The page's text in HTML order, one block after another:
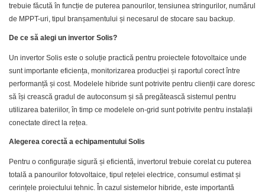
Invertoare Hibrid Sungrow
Invertoare on-grid Sungrow
Statii de reincarcare Sungrow
Victron Energy
MPPT
Accesorii Victron
Acumulatori Victron
Invertor Hibrid - Off Grid
Statii de reincarcare Victron
H2
HV
US
SMA
Sungrow
SBH
SBR battery
SBS
Accesorii stocare
Cabluri aluminiu armat
Cabluri aluminiu coaxial bransament
Cabluri aluminiu nearmat
Cabluri energie joasa tensiune -
cupru
Cabluri cupru armat
Cabluri cupru coaxial bransament
Cabluri cupru flexibil
Cabluri cupru nearmat
Cabluri cupru rezistente la foc
Cabluri flexibile
Cutie ABS modulara
Doze
Jgheaburi
Jgheab metalic perforat
Jgheab tip sarma
Tablou metalic
Tablou organizare santier
Tablou organizare santier
necablat
Platbanda
Intrerupatoare automate
AFDD
Intrerupatoare automate de putere
Intrerupatoare automate diferentiale
Intrerupatoare automate modulare
Separator sarcina
Relee
Separator fuzibil aplicatii fotovoltaice
Sigurante fuzibile
Instalatii sarbatori
Lanterne
Stalpi de iluminat
trebuie făcută în funcție de puterea panourilor, tensiunea stringurilor, numărul
de MPPT-uri, tipul branșamentului și necesarul de stocare sau backup.
De ce să alegi un invertor Solis?
Un invertor Solis este o soluție practică pentru proiectele fotovoltaice unde
sunt importante eficiența, monitorizarea producției și raportul corect între
performanță și cost. Modelele hibride sunt potrivite pentru clienții care doresc
să își crească gradul de autoconsum și să pregătească sistemul pentru
utilizarea bateriilor, în timp ce modelele on-grid sunt potrivite pentru instalații
conectate direct la rețea.
Alegerea corectă a echipamentului Solis
Pentru o configurație sigură și eficientă, invertorul trebuie corelat cu puterea
totală a panourilor fotovoltaice, tipul rețelei electrice, consumul estimat și
cerințele proiectului tehnic. În cazul sistemelor hibride, este importantă